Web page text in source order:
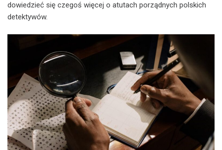
dowiedzieć się czegoś więcej o atutach porządnych polskich
detektywów.